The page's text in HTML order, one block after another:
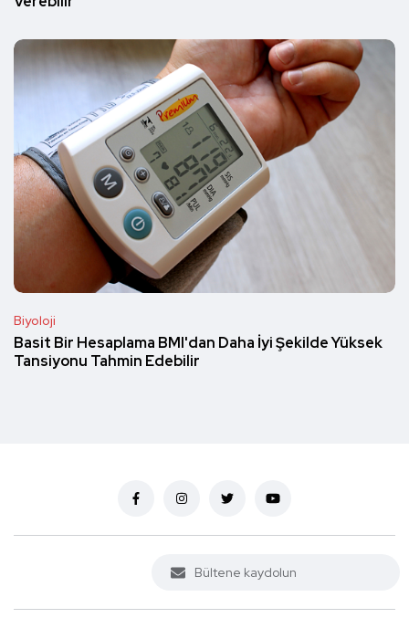
Biyoloji
Basit Bir Hesaplama BMI'dan Daha İyi Şekilde Yüksek
Tansiyonu Tahmin Edebilir